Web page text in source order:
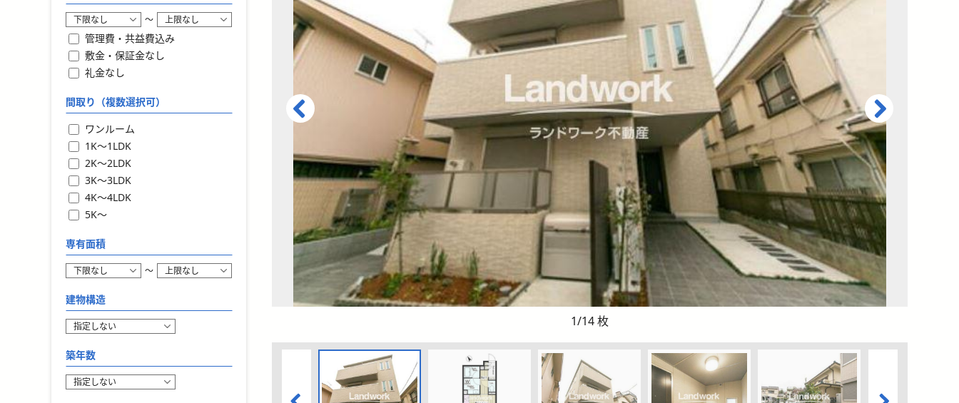
1/14枚
〜
管理費・共益費込み
敷金・保証金なし
礼金なし
間取り（複数選択可）
ワンルーム
1K〜1LDK
2K〜2LDK
3K〜3LDK
4K〜4LDK
5K〜
専有面積
〜
建物構造
築年数